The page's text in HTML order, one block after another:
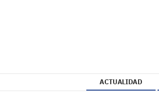
ACTUALIDAD